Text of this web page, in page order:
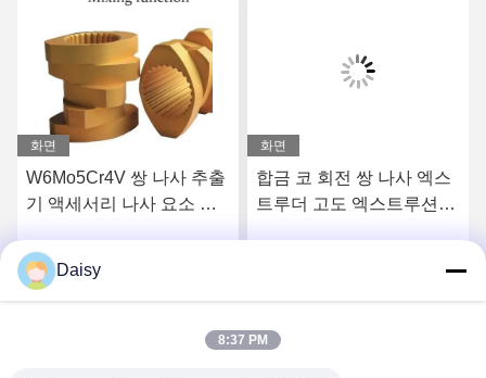
화면
W6Mo5Cr4V 쌍 나사 추출
기 액세서리 나사 요소 산
최고의 가격을 얻으십시
화면
합금 코 회전 쌍 나사 엑스
트루더 고도 엑스트루션용
Daisy
8:37 PM